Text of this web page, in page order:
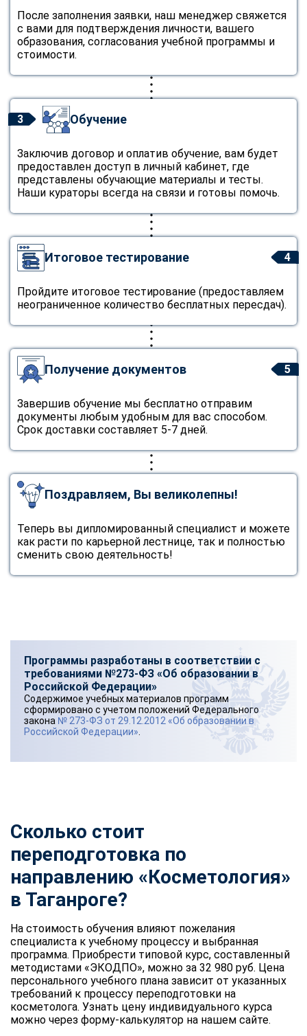
После заполнения заявки, наш менеджер свяжется
с вами для подтверждения личности, вашего
образования, согласования учебной программы и
стоимости.
3 Обучение
Заключив договор и оплатив обучение, вам будет
предоставлен доступ в личный кабинет, где
представлены обучающие материалы и тесты.
Наши кураторы всегда на связи и готовы помочь.
4
Итоговое тестирование
Пройдите итоговое тестирование (предоставляем
неограниченное количество бесплатных пересдач).
5
Получение документов
Завершив обучение мы бесплатно отправим
документы любым удобным для вас способом.
Срок доставки составляет 5-7 дней.
Поздравляем, Вы великолепны!
Теперь вы дипломированный специалист и можете
как расти по карьерной лестнице, так и полностью
сменить свою деятельность!
Программы разработаны в соответствии с
требованиями №273-ФЗ «Об образовании в
Российской Федерации»
Содержимое учебных материалов программ
сформировано с учетом положений Федерального
закона № 273-ФЗ от 29.12.2012 «Об образовании в
Российской Федерации»
Сколько стоит
переподготовка по
направлению «Косметология»
в Таганроге?
На стоимость обучения влияют пожелания
специалиста к учебному процессу и выбранная
программа. Приобрести типовой курс, составленный
методистами «ЭКОДПО», можно за 32 980 руб. Цена
персонального учебного плана зависит от указанных
требований к процессу переподготовки на
косметолога. Узнать цену индивидуального курса
можно через форму-калькулятор на нашем сайте.